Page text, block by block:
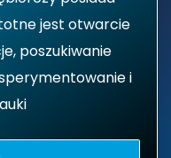
jest otwarcie
poszukiwanie
i